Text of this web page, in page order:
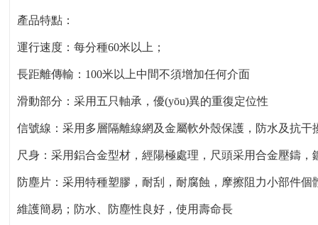
產品特點：
運行速度：每分種60米以上；
長距離傳輸：100米以上中間不須增加任何介面
滑動部分：采用五只軸承，優(yōu)異的重復定位性
信號線：采用多層隔離線網及金屬軟外殼保護，防水及抗
尺身：采用鋁合金型材，經陽極處理，尺頭采用合金壓鑄，鍍
防塵片：采用特種塑膠，耐刮，耐腐蝕，摩擦阻力小部件個
維護簡易；防水、防塵性良好，使用壽命長